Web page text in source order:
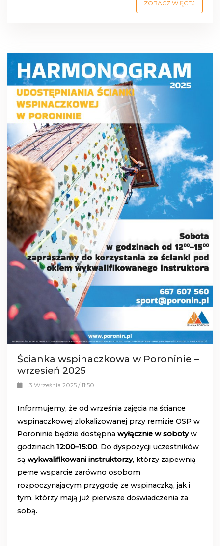
ZOBACZ WIĘCEJ
Ścianka wspinaczkowa w Poroninie –
wrzesień 2025
3 Września 2025 / 11:50
Informujemy, że od września zajęcia na ściance
wspinaczkowej zlokalizowanej przy remizie OSP w
Poroninie będzie dostępna wyłącznie w sobotyw
godzinach 12:00–15:00. Do dyspozycji uczestników
są wykwalifikowani instruktorzy, którzy zapewnią
pełne wsparcie zarówno osobom
rozpoczynającym przygodę ze wspinaczką, jak i
tym, którzy mają już pierwsze doświadczenia za
sobą.